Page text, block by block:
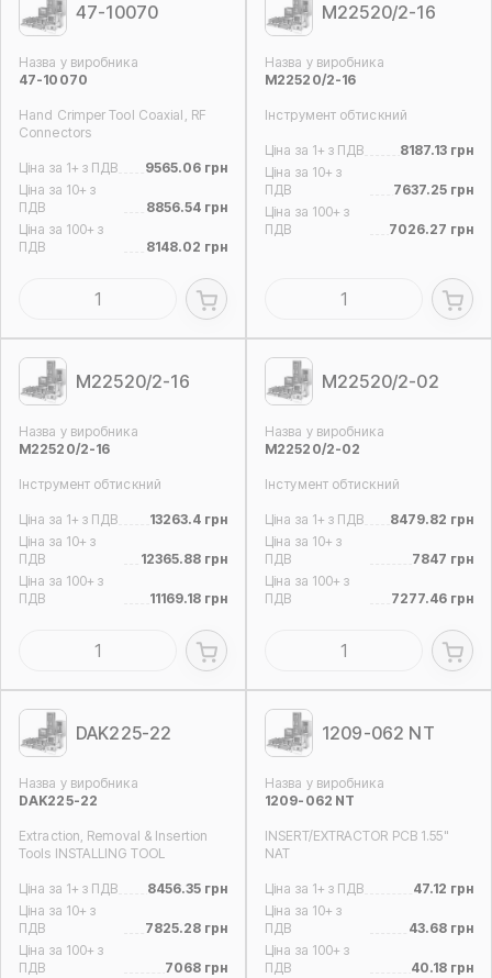
47-10070
Назва у виробника
47-10070
Hand Crimper Tool Coaxial, RF
Connectors
Ціна за 1+ з ПДВ
9565.06 грн
Ціна за 10+ з
ПДВ
8856.54 грн
Ціна за 100+ з
ПДВ
8148.02 грн
M22520/2-16
Назва у виробника
M22520/2-16
Інструмент обтискний
Ціна за 1+ з ПДВ
8187.13 грн
Ціна за 10+ з
ПДВ
7637.25 грн
Ціна за 100+ з
ПДВ
7026.27 грн
M22520/2-16
Назва у виробника
M22520/2-16
Інструмент обтискний
Ціна за 1+ з ПДВ
13263.4 грн
Ціна за 10+ з
ПДВ
12365.88 грн
Ціна за 100+ з
ПДВ
11169.18 грн
M22520/2-02
Назва у виробника
M22520/2-02
Інстумент обтискний
Ціна за 1+ з ПДВ
8479.82 грн
Ціна за 10+ з
ПДВ
7847 грн
Ціна за 100+ з
ПДВ
7277.46 грн
DAK225-22
Назва у виробника
DAK225-22
Extraction, Removal & Insertion
Tools INSTALLING TOOL
Ціна за 1+ з ПДВ
8456.35 грн
Ціна за 10+ з
ПДВ
7825.28 грн
Ціна за 100+ з
ПДВ
7068 грн
1209-062 NT
Назва у виробника
1209-062 NT
INSERT/EXTRACTOR PCB 1.55"
NAT
Ціна за 1+ з ПДВ
47.12 грн
Ціна за 10+ з
ПДВ
43.68 грн
Ціна за 100+ з
ПДВ
40.18 грн